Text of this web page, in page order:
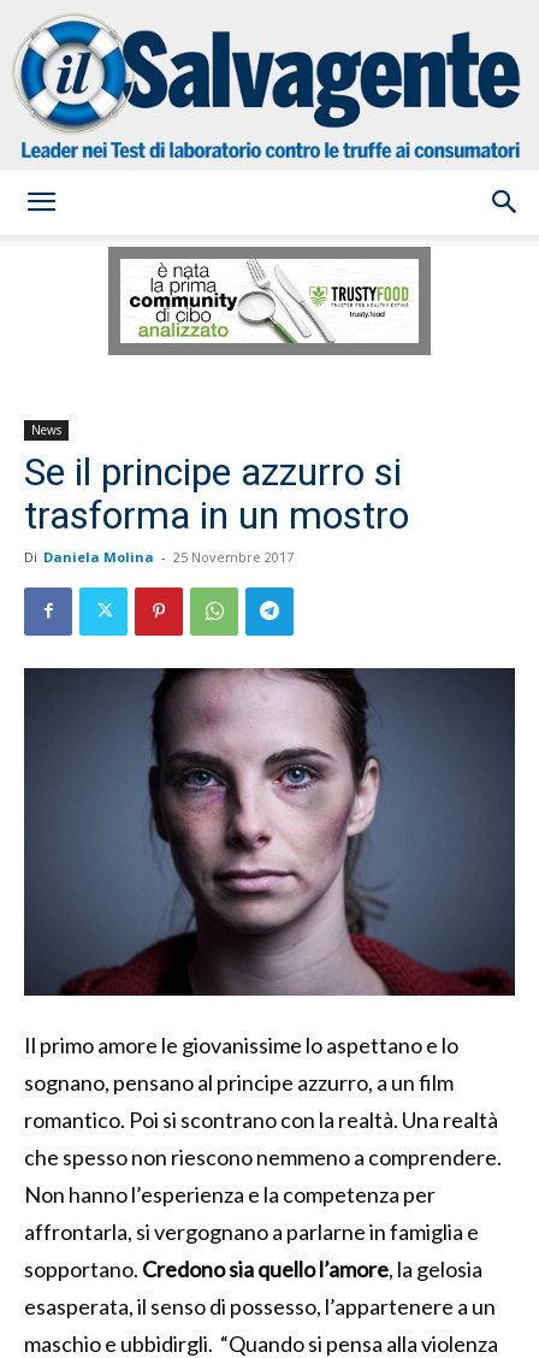
Salvagente
News
Se il principe azzurro si
trasforma in un mostro
Di Daniela Molina - 25 Novembre 2017
Il primo amore le giovanissime lo aspettano e lo
sognano, pensano al principe azzurro, a un film
romantico. Poi si scontrano con la realtà. Una realtà
che spesso non riescono nemmeno a comprendere.
Non hanno l’esperienza e la competenza per
affrontarla, si vergognano a parlarne in famiglia e
sopportano. Credono sia quello l’amore, la gelosia
esasperata, il senso di possesso, l’appartenere a un
maschio e ubbidirgli. “Quando si pensa alla violenza